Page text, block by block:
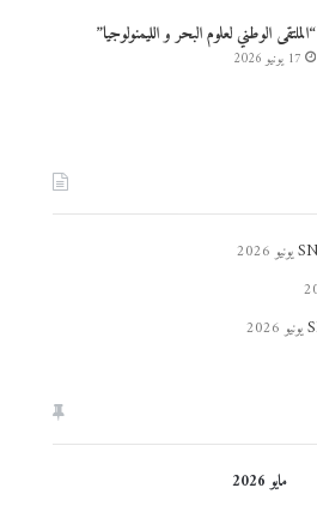
“الملتقى الوطني لعلوم البحر و الليمنولوجيا”
17 يونيو 2026
مايو 2026